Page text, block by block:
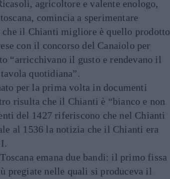
agricoltore e valente enologo,
comincia a sperimentare
il Chianti migliore è quello prodotto
con il concorso del Canaiolo per
“arricchivano il gusto e rendevano il
quotidiana”.
per la prima volta in documenti
risulta che il Chianti è “bianco e non
del 1427 riferiscono che nel Chianti
al 1536 la notizia che il Chianti era
emana due bandi: il primo fissa
nelle quali si produceva il